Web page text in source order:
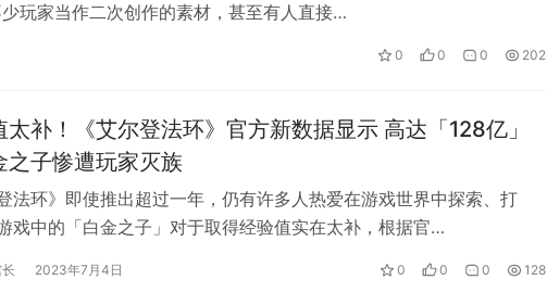
玩家当作二次创作的素材，甚至有人直接…
0 0 0 202
太补！《艾尔登法环》官方新数据显示 高达「128亿」
之子惨遭玩家灭族
登法环》即使推出超过一年，仍有许多人热爱在游戏世界中探索、打
戏中的「白金之子」对于取得经验值实在太补，根据官
统计，居然有高达 94 亿只…
2023年7月4日 0 0 0 128